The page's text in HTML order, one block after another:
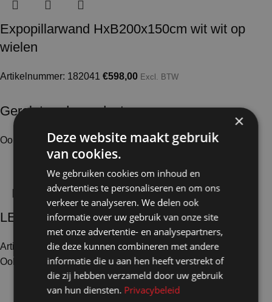
Expopillarwand HxB200x150cm wit wit op
wielen
Artikelnummer: 182041 €598,00 Excl. BTW
Gerelateerde producten
Ook te huur
LED spot 25W schuin breed 3000K
Artikelnummer: 70106€123,00 Excl. BTW
Ook te huur
×
Deze website maakt gebruik
van cookies.
We gebruiken cookies om inhoud en
advertenties te personaliseren en om ons
verkeer te analyseren. We delen ook
informatie over uw gebruik van onze site
met onze advertentie- en analysepartners,
die deze kunnen combineren met andere
informatie die u aan hen heeft verstrekt of
die zij hebben verzameld door uw gebruik
van hun diensten. Privacybeleid